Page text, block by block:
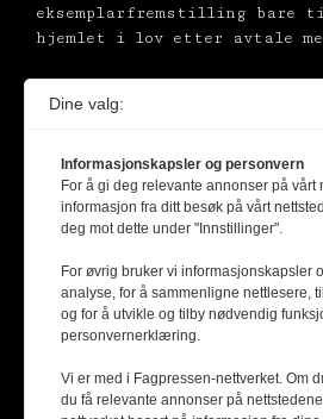
eksemplarfremstilling
hjemlet i lov etter avtale
Dine valg:
Informasjonskapsler og personvern
For å gi deg relevante annonser på vårt
informasjon fra ditt besøk på vårt
deg mot dette under "Innstillinger".
For øvrig bruker vi informasjonskapsler
analyse, for å sammenligne nettlesere,
og for å utvikle og tilby nødvendig
personvernerklæring.
Vi er med i Fagpressen-nettverket. Om
du få relevante annonser på